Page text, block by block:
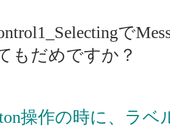
で
もだめですか？
操作の時に、ラ